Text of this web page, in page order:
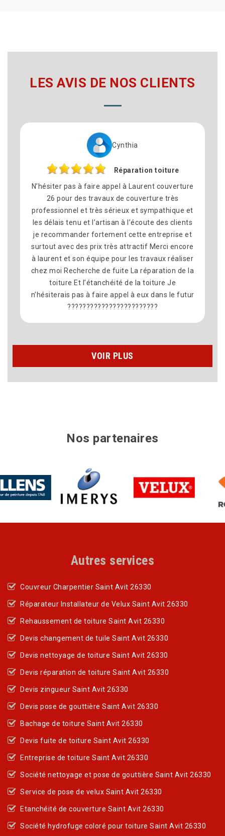
LES AVIS DE NOS CLIENTS
Réparation toiture
à faire appel à Laurent couverture
travaux de couverture très
et très sérieux et sympathique et
et l’artisan à l’écoute des clients
fortement cette entreprise et
prix très attractif Merci encore
équipe pour les travaux réaliser
de fuite La réparation de la
l’étanchéité de la toiture Je
à faire appel à eux dans le futur
Je remercie
toiture sur la
avec la fuite
on pas réussi à
était très
je recommande
VOIR PLUS
Nos partenaires
Autres services
Couvreur Charpentier Saint Avit 26330
Réparateur Installateur de Velux Saint Avit 26330
Rehaussement de toiture Saint Avit 26330
Devis changement de tuile Saint Avit 26330
Devis nettoyage de toiture Saint Avit 26330
Devis réparation de toiture Saint Avit 26330
Devis zingueur Saint Avit 26330
Devis pose de gouttière Saint Avit 26330
Bachage de toiture Saint Avit 26330
Devis fuite de toiture Saint Avit 26330
Entreprise de toiture Saint Avit 26330
Société nettoyage et pose de gouttière Saint Avit 26330
Service de pose de velux Saint Avit 26330
Etanchéité de couverture Saint Avit 26330
Société hydrofuge coloré pour toiture Saint Avit 26330